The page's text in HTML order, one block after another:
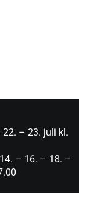
– 23. juli kl.
– 16. – 18. –